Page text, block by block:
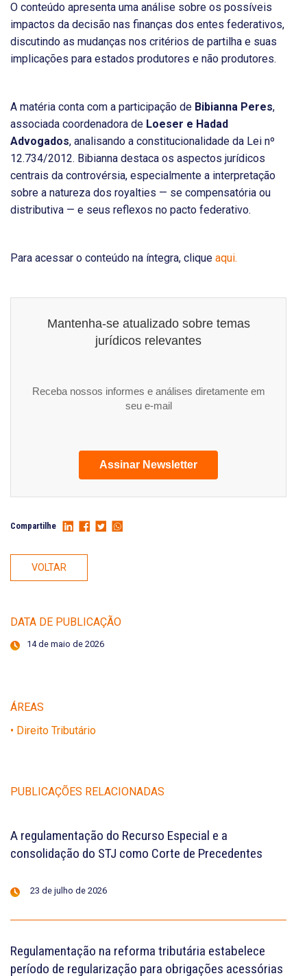
O conteúdo apresenta uma análise sobre os possíveis
impactos da decisão nas finanças dos entes federativos,
discutindo as mudanças nos critérios de partilha e suas
implicações para estados produtores e não produtores.
A matéria conta com a participação de Bibianna Peres,
associada coordenadora de Loeser e Hadad
Advogados, analisando a constitucionalidade da Lei nº
12.734/2012. Bibianna destaca os aspectos jurídicos
centrais da controvérsia, especialmente a interpretação
sobre a natureza dos royalties — se compensatória ou
distributiva — e seus reflexos no pacto federativo.
Para acessar o conteúdo na íntegra, clique aqui.
Mantenha-se atualizado sobre temas
jurídicos relevantes
Receba nossos informes e análises diretamente em
seu e-mail
Assinar Newsletter
Compartilhe
VOLTAR
DATA DE PUBLICAÇÃO
14 de maio de 2026
ÁREAS
• Direito Tributário
PUBLICAÇÕES RELACIONADAS
A regulamentação do Recurso Especial e a
consolidação do STJ como Corte de Precedentes
23 de julho de 2026
Regulamentação na reforma tributária estabelece
período de regularização para obrigações acessórias